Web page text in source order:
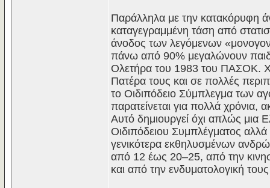
Παράλληλα με την κατακόρυφη
καταγεγραμμένη τάση από
άνοδος των λεγόμενων
πάνω από 90% μεγαλώνουν
Ολετήρα του 1983 του ΠΑΣΟΚ.
Πατέρα τους και σε πολλές
το Οιδιπόδειο Σύμπλεγμα των
παρατείνεται για πολλά χρόνια,
Αυτό δημιουργεί όχι απλώς μια
Οιδιπόδειου Συμπλέγματος
γενικότερα εκθηλυσμένων
από 12 έως 20–25, από την
και από την ενδυματολογική